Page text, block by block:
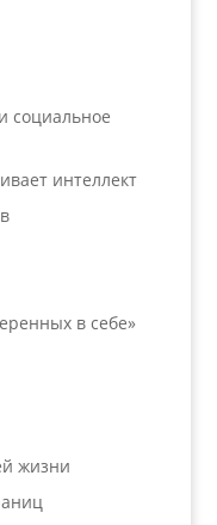
социальное
интеллект
в себе»
жизни